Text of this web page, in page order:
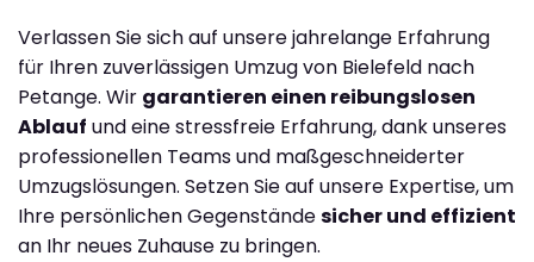
Verlassen Sie sich auf unsere jahrelange Erfahrung
für Ihren zuverlässigen Umzug von Bielefeld nach
Petange. Wir garantieren einen reibungslosen
Ablauf und eine stressfreie Erfahrung, dank unseres
professionellen Teams und maßgeschneiderter
Umzugslösungen. Setzen Sie auf unsere Expertise, um
Ihre persönlichen Gegenständesicher und effizient
an Ihr neues Zuhause zu bringen.